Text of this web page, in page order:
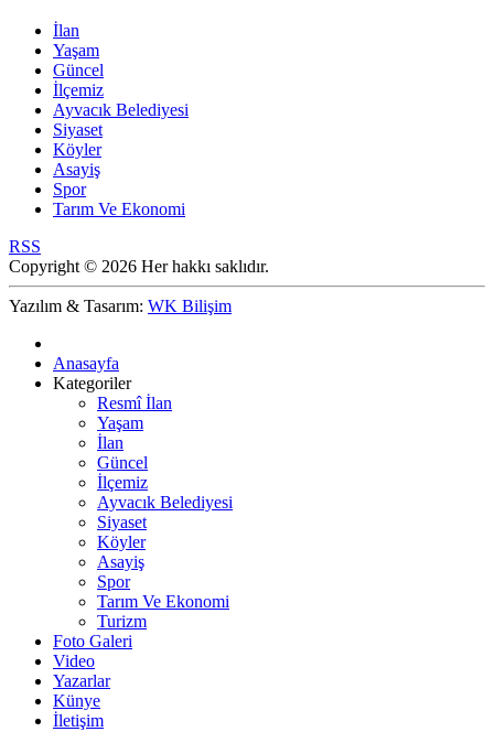
İlan
Yaşam
Güncel
İlçemiz
Ayvacık Belediyesi
Siyaset
Köyler
Asayiş
Spor
Tarım Ve Ekonomi
RSS
Copyright © 2026 Her hakkı saklıdır.
Yazılım & Tasarım: WK Bilişim
Anasayfa
Kategoriler
Resmî İlan
Yaşam
İlan
Güncel
İlçemiz
Ayvacık Belediyesi
Siyaset
Köyler
Asayiş
Spor
Tarım Ve Ekonomi
Turizm
Foto Galeri
Video
Yazarlar
Künye
İletişim